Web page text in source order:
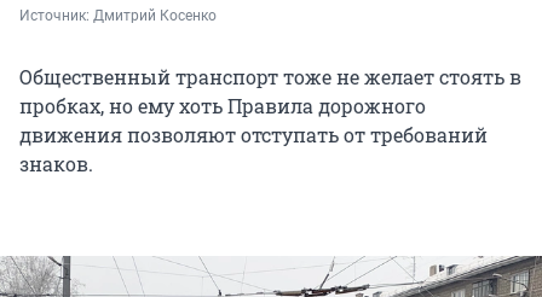
Источник: Дмитрий Косенко
Общественный транспорт тоже не желает стоять в
пробках, но ему хоть Правила дорожного
движения позволяют отступать от требований
знаков.